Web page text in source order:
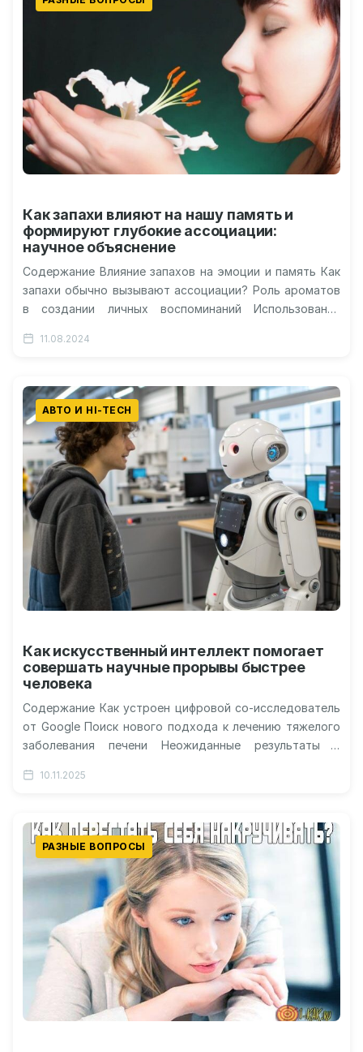
Как запахи влияют на нашу память и
формируют глубокие ассоциации:
научное объяснение
Содержание Влияние запахов на эмоции и память Как
запахи обычно вызывают ассоциации? Роль ароматов
в создании личных воспоминаний Использование
11.08.2024
АВТО И HI-TECH
Как искусственный интеллект помогает
совершать научные прорывы быстрее
человека
Содержание Как устроен цифровой со-исследователь
от Google Поиск нового подхода к лечению тяжелого
заболевания печени Неожиданные результаты и
десятилетней биологической тайны…
10.11.2025
РАЗНЫЕ ВОПРОСЫ